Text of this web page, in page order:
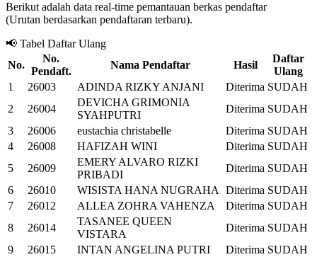
Berikut adalah data real-time pemantauan berkas pendaftar
(Urutan berdasarkan pendaftaran terbaru).
📢 Tabel Daftar Ulang
No.
No.
Pendaft.
Nama Pendaftar Hasil
Daftar
Ulang
1
26003 ADINDA RIZKY ANJANI Diterima SUDAH
2
26004
DEVICHA GRIMONIA
SYAHPUTRI
Diterima SUDAH
3
26006 eustachia christabelle Diterima SUDAH
4
26008 HAFIZAH WINI Diterima SUDAH
5
26009
EMERY ALVARO RIZKI
PRIBADI
Diterima SUDAH
6
26010 WISISTA HANA NUGRAHA Diterima SUDAH
7
26012 ALLEA ZOHRA VAHENZA Diterima SUDAH
8
26014
TASANEE QUEEN
VISTARA
Diterima SUDAH
9
26015 INTAN ANGELINA PUTRI Diterima SUDAH